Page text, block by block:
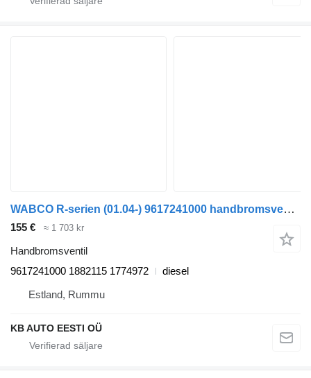
WABCO R-serien (01.04-) 9617241000 handbromsventil till Scania P,G,R,T-series (2004-2017) lastbil
155 € ≈ 1 703 kr
Handbromsventil
9617241000 1882115 1774972
diesel
Estland, Rummu
KB AUTO EESTI OÜ